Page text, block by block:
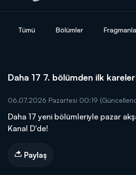
Tümü Bölümler
Daha 17 7. bölümden ilk
06.07.2026 Pazartesi 00:19
Daha 17 yeni bölümleriyle pazar
Kanal D'de!
Paylaş